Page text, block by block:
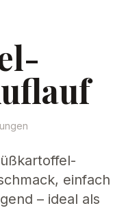
einfach
– ideal als